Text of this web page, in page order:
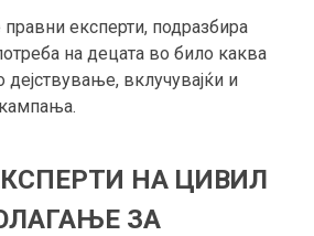
експерти, подразбира
на децата во било каква
вклучувајќи и
НА ЦИВИЛ
ЗА